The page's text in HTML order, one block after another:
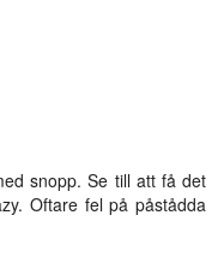
snopp. Se till att få det
Oftare fel på påstådda